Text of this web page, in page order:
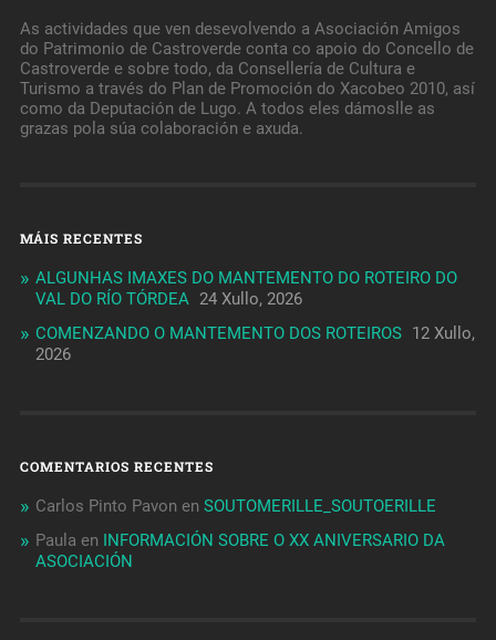
As actividades que ven desevolvendo a Asociación Amigos
do Patrimonio de Castroverde conta co apoio do Concello de
Castroverde e sobre todo, da Consellería de Cultura e
Turismo a través do Plan de Promoción do Xacobeo 2010, así
como da Deputación de Lugo. A todos eles dámoslle as
grazas pola súa colaboración e axuda.
MÁIS RECENTES
ALGUNHAS IMAXES DO MANTEMENTO DO ROTEIRO DO
VAL DO RÍO TÓRDEA
24 Xullo, 2026
COMENZANDO O MANTEMENTO DOS ROTEIROS 12 Xullo,
2026
COMENTARIOS RECENTES
Carlos Pinto Pavon en SOUTOMERILLE_SOUTOERILLE
Paula en INFORMACIÓN SOBRE O XX ANIVERSARIO DA
ASOCIACIÓN